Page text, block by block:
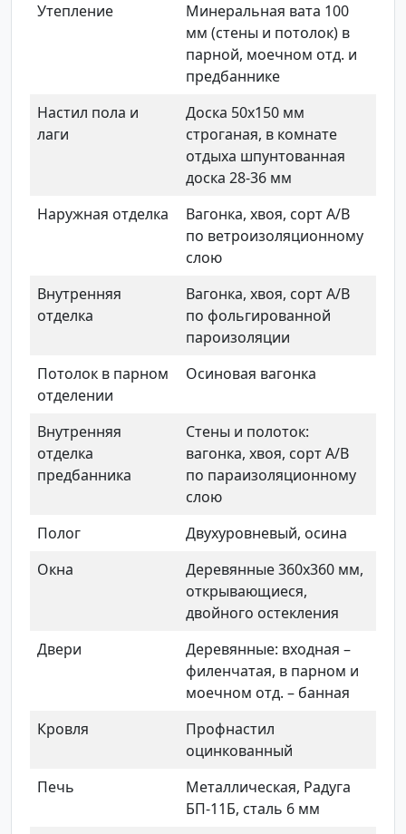
Утепление
Минеральная вата 100
мм (стены и потолок) в
парной, моечном отд. и
предбаннике
Настил пола и
лаги
Доска 50х150 мм
строганая, в комнате
отдыха шпунтованная
доска 28-36 мм
Наружная отделка
Вагонка, хвоя, сорт А/В
по ветроизоляционному
слою
Внутренняя
отделка
Вагонка, хвоя, сорт А/В
по фольгированной
пароизоляции
Потолок в парном
отделении
Осиновая вагонка
Внутренняя
отделка
предбанника
Стены и полоток:
вагонка, хвоя, сорт А/В
по параизоляционному
слою
Полог
Двухуровневый, осина
Окна
Деревянные 360х360 мм,
открывающиеся,
двойного остекления
Двери
Деревянные: входная –
филенчатая, в парном и
моечном отд. – банная
Кровля
Профнастил
оцинкованный
Печь
Металлическая, Радуга
БП-11Б, сталь 6 мм